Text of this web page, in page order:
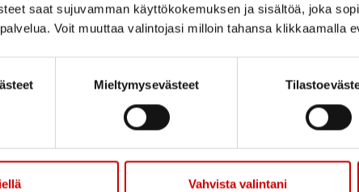
saat sujuvamman käyttökokemuksen ja sisältöä, joka
Voit muuttaa valintojasi milloin tahansa klikkaamalla
Mieltymysevästeet
Vahvista valintani